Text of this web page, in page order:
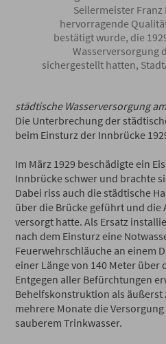
Seilermeister
hervorragende
bestätigt wurde, die
Wasserversorgung
sichergestellt hatten,
städtische Wasserversorgung
Die Unterbrechung der
beim Einsturz der Innbrücke
Im März 1929 beschädigte ein
Innbrücke schwer und brachte
Dabei riss auch die städtische
über die Brücke geführt und die
versorgt hatte. Als Ersatz
nach dem Einsturz eine
Feuerwehrschläuche an einem
einer Länge von 140 Meter über
Entgegen aller Befürchtungen
Behelfskonstruktion als
mehrere Monate die
sauberem Trinkwasser.